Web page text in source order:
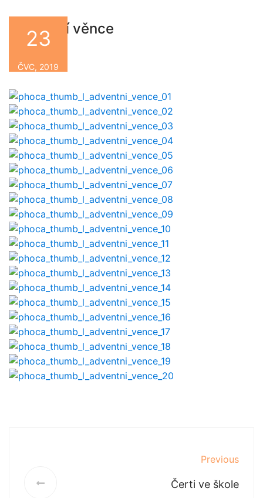
Adventní věnce
23
ČVC, 2019
Previous
Čerti ve škole